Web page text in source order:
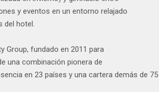
y eventos en un entorno relajado
del hotel.
Group, fundado en 2011 para
una combinación pionera de
en 23 países y una cartera demás de